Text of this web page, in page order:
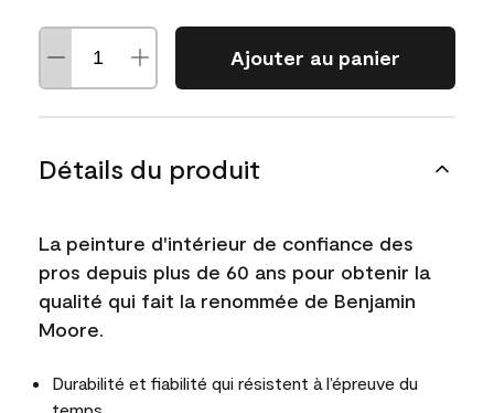
Ajouter au panier
Détails du produit
La peinture d'intérieur de confiance des
pros depuis plus de 60 ans pour obtenir la
qualité qui fait la renommée de Benjamin
Moore.
Durabilité et fiabilité qui résistent à l’épreuve du
temps